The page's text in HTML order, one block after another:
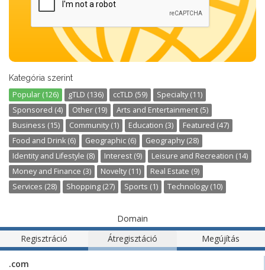
Kategória szerint
Popular (126) gTLD (136) ccTLD (59)
Specialty (11)
Sponsored (4)
Other (19)
Arts and Entertainment (5)
Business (15)
Community (1) Education (3)
Featured (47)
Food and Drink (6)
Geographic (6)
Geography (28)
Identity and Lifestyle (8)
Interest (9)
Leisure and Recreation (14)
Money and Finance (3)
Novelty (11)
Real Estate (9)
Services (28)
Shopping (27) Sports (1) Technology (10)
Domain
Regisztráció
Átregisztáció Megújítás
.com